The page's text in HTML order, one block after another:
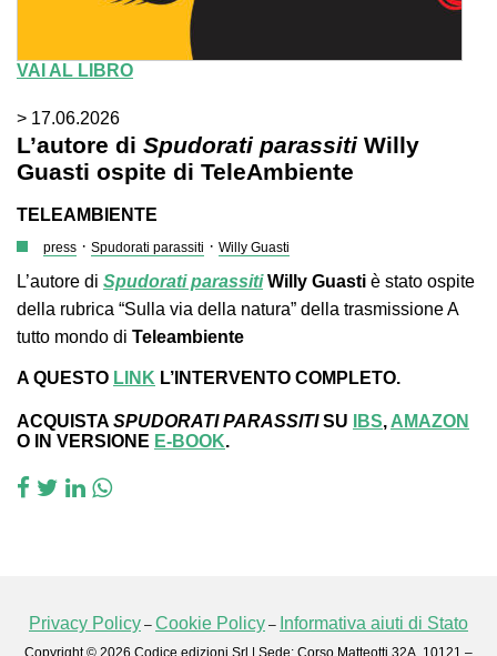
VAI AL LIBRO
> 17.06.2026
L’autore di Spudorati parassiti Willy
Guasti ospite di TeleAmbiente
TELEAMBIENTE
press · Spudorati parassiti · Willy Guasti
L’autore di Spudorati parassiti Willy Guasti è stato ospite
della rubrica “Sulla via della natura” della trasmissione A
tutto mondo di Teleambiente
A QUESTO LINK L’INTERVENTO COMPLETO.
ACQUISTA SPUDORATI PARASSITISU IBS, AMAZON
O IN VERSIONE E-BOOK.
Privacy Policy – Cookie Policy – Informativa aiuti di Stato
Copyright © 2026 Codice edizioni Srl | Sede: Corso Matteotti 32A, 10121 –